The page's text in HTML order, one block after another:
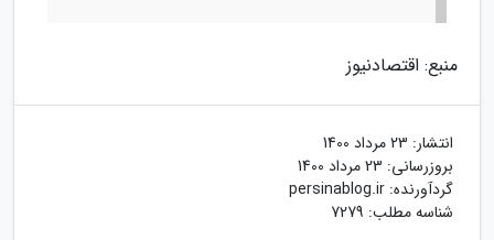
منبع: اقتصادنیوز
انتشار: 23 مرداد 1400
بروزرسانی: 23 مرداد 1400
گردآورنده: persinablog.ir
شناسه مطلب: 7279